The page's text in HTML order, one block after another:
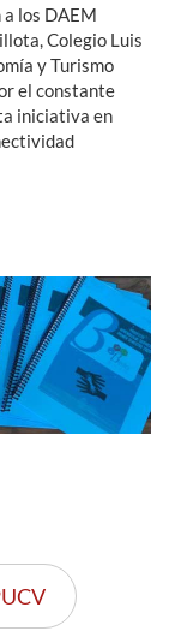
los DAEM
Colegio Luis
y Turismo
el constante
iniciativa en